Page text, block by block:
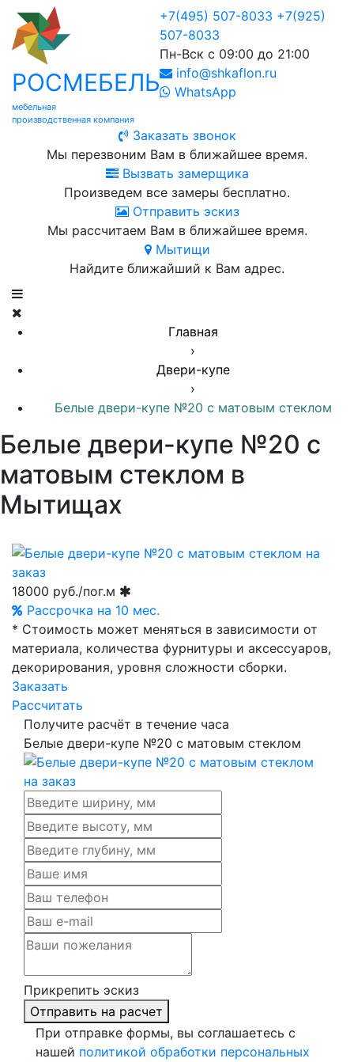
РОСМЕБЕЛЬ
мебельная
производственная компания
+7(495) 507-8033 +7(925)
507-8033
Пн-Вск с 09:00 до 21:00
info@shkaflon.ru
WhatsApp
Заказать звонок
Мы перезвоним Вам в ближайшее время.
Вызвать замерщика
Произведем все замеры бесплатно.
Отправить эскиз
Мы рассчитаем Вам в ближайшее время.
Мытищи
Найдите ближайший к Вам адрес.
Главная
›
Двери-купе
›
Белые двери-купе №20 с матовым стеклом
Белые двери-купе №20 с
матовым стеклом в
Мытищах
18000 руб./пог.м
Рассрочка на 10 мес.
* Стоимость может меняться в зависимости от
материала, количества фурнитуры и аксессуаров,
декорирования, уровня сложности сборки.
Заказать
Рассчитать
Получите расчёт в течение часа
Белые двери-купе №20 с матовым стеклом
Прикрепить эскиз
Отправить на расчет
При отправке формы, вы соглашаетесь с
нашей политикой обработки персональных